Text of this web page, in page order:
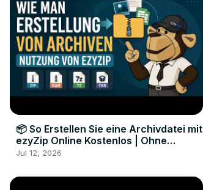
📦 So Erstellen Sie eine Archivdatei mit
ezyZip Online Kostenlos | Ohne
Softwareinstallation
Jul 12, 2026